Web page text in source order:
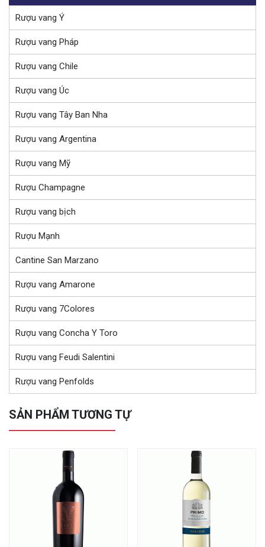
Rượu vang Ý
Rượu vang Pháp
Rượu vang Chile
Rượu vang Úc
Rượu vang Tây Ban Nha
Rượu vang Argentina
Rượu vang Mỹ
Rượu Champagne
Rượu vang bịch
Rượu Mạnh
Cantine San Marzano
Rượu vang Amarone
Rượu vang 7Colores
Rượu vang Concha Y Toro
Rượu vang Feudi Salentini
Rượu vang Penfolds
SẢN PHẨM TƯƠNG TỰ